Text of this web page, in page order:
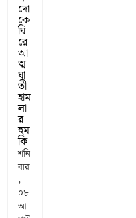
দো
কে
ঘি
রে
আ
ত্ম
ঘা
তী
হাম
লা
র
হুম
কি
শনি
বার
,
০৮
আ